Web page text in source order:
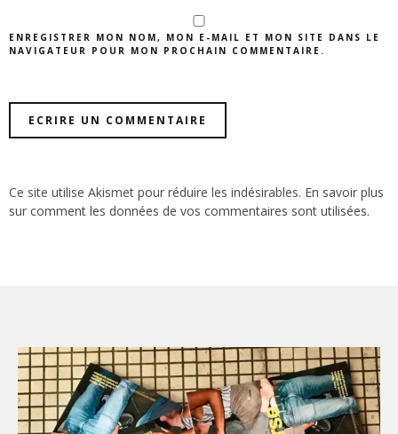
ENREGISTRER MON NOM, MON E-MAIL ET MON SITE DANS LE
NAVIGATEUR POUR MON PROCHAIN COMMENTAIRE.
Ce site utilise Akismet pour réduire les indésirables. En savoir plus
sur comment les données de vos commentaires sont utilisées.